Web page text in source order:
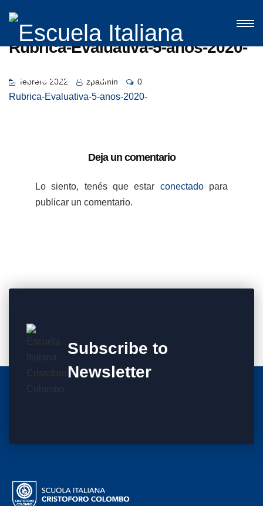
Rubrica-Evaluativa-5-anos-2020-
febrero 2022 zpadmin 0
Rubrica-Evaluativa-5-anos-2020-
Deja un comentario
Lo siento, tenés que estar conectadopara
publicar un comentario.
Subscribe to
Newsletter